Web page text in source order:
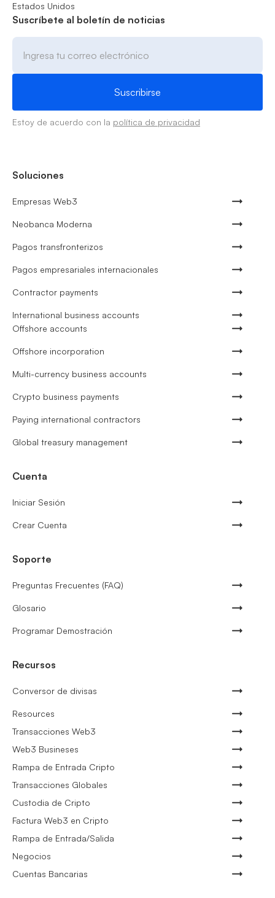
Estados Unidos
Suscríbete al boletín de noticias
Estoy de acuerdo con la política de privacidad
Soluciones
Empresas Web3
Neobanca Moderna
Pagos transfronterizos
Pagos empresariales internacionales
Contractor payments
International business accounts
Offshore accounts
Offshore incorporation
Multi-currency business accounts
Crypto business payments
Paying international contractors
Global treasury management
Cuenta
Iniciar Sesión
Crear Cuenta
Soporte
Preguntas Frecuentes (FAQ)
Glosario
Programar Demostración
Recursos
Conversor de divisas
Resources
Transacciones Web3
Web3 Busineses
Rampa de Entrada Cripto
Transacciones Globales
Custodia de Cripto
Factura Web3 en Cripto
Rampa de Entrada/Salida
Negocios
Cuentas Bancarias